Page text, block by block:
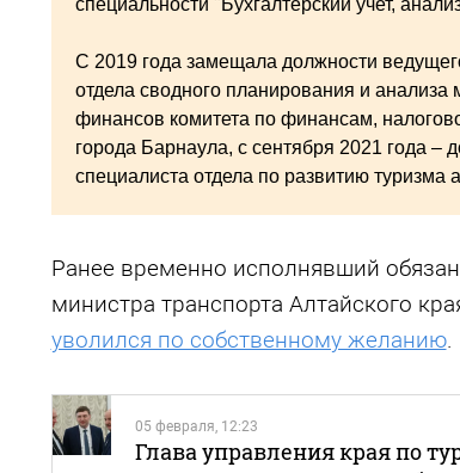
специальности "Бухгалтерский учет,
С 2019 года замещала должности
отдела сводного планирования и анализа
финансов комитета по финансам,
города Барнаула, с сентября 2021 года –
специалиста отдела по развитию туризма
Ранее временно исполнявший
министра транспорта Алтайского
уволился по собственному желанию.
05 февраля, 12:23
Глава управления края по